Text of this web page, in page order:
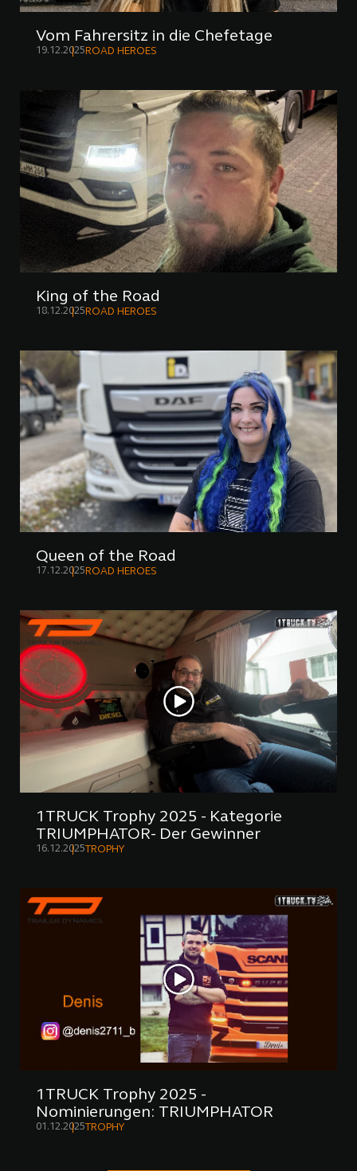
Vom Fahrersitz in die Chefetage
19.12.2025 ROAD HEROES
King of the Road
18.12.2025 ROAD HEROES
Queen of the Road
17.12.2025 ROAD HEROES
1TRUCK Trophy 2025 - Kategorie
TRIUMPHATOR- Der Gewinner
16.12.2025 TROPHY
1TRUCK Trophy 2025 -
Nominierungen: TRIUMPHATOR
01.12.2025 TROPHY